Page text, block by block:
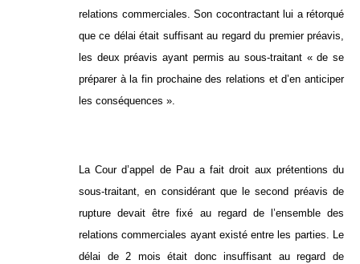
relations commerciales. Son cocontractant lui a rétorqué
que ce délai était suffisant au regard du premier préavis,
les deux préavis ayant permis au sous-traitant « de se
préparer à la fin prochaine des relations et d’en anticiper
les conséquences ».
La Cour d’appel de Pau a fait droit aux prétentions du
sous-traitant, en considérant que le second préavis de
rupture devait être fixé au regard de l’ensemble des
relations commerciales ayant existé entre les parties. Le
délai de 2 mois était donc insuffisant au regard de